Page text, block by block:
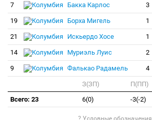
7
Бакка Карлос 3
19 Борха Мигель 1
21 Искьердо Хосе 1
14 Муриэль Луис 2
9 Фалькао Радамель 4
З(ЗП) П(ПП)
Всего: 23
6(0) -3(-2)
? Условные обозначения